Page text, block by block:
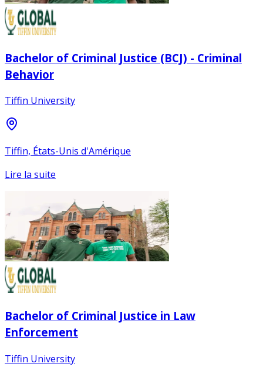
Bachelor of Criminal Justice (BCJ) - Criminal
Behavior
Tiffin University
Tiffin, États-Unis d'Amérique
Lire la suite
Bachelor of Criminal Justice in Law
Enforcement
Tiffin University